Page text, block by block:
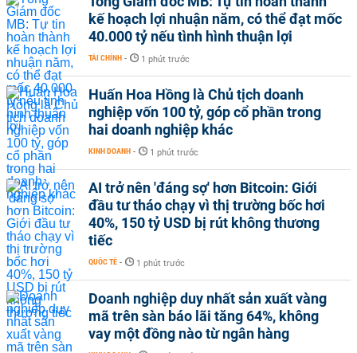
kế hoạch lợi nhuận năm, có thể đạt mốc
40.000 tỷ nếu tình hình thuận lợi
TÀI CHÍNH - 1 phút trước
Huấn Hoa Hồng là Chủ tịch doanh
nghiệp vốn 100 tỷ, góp cổ phần trong
hai doanh nghiệp khác
KINH DOANH - 1 phút trước
AI trở nên 'đáng sợ' hơn Bitcoin: Giới
đầu tư tháo chạy vì thị trường bốc hơi
40%, 150 tỷ USD bị rút không thương
tiếc
QUỐC TẾ - 1 phút trước
Doanh nghiệp duy nhất sản xuất vàng
mã trên sàn báo lãi tăng 64%, không
vay một đồng nào từ ngân hàng